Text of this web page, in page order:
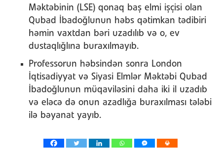
Məktəbinin (LSE) qonaq baş elmi işçisi olan
Qubad İbadoğlunun həbs qətimkan tədibiri
həmin vaxtdan bəri uzadılıb və o, ev
dustaqlığlına buraxılmayıb.
Professorun həbsindən sonra London
İqtisadiyyat və Siyasi Elmlər Məktəbi Qubad
İbadoğlunun müqaviləsini daha iki il uzadıb
və eləcə də onun azadlığa buraxılması tələbi
ilə bəyanat yayıb.